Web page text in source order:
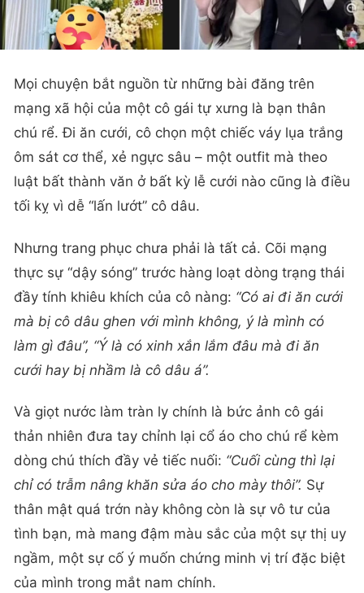
Mọi chuyện bắt nguồn từ những bài đăng trên
mạng xã hội của một cô gái tự xưng là bạn thân
chú rể. Đi ăn cưới, cô chọn một chiếc váy lụa trắng
ôm sát cơ thể, xẻ ngực sâu – một outfit mà theo
luật bất thành văn ở bất kỳ lễ cưới nào cũng là điều
tối kỵ vì dễ “lấn lướt” cô dâu.
Nhưng trang phục chưa phải là tất cả. Cõi mạng
thực sự “dậy sóng” trước hàng loạt dòng trạng thái
đầy tính khiêu khích của cô nàng: “Có ai đi ăn cưới
mà bị cô dâu ghen với mình không, ý là mình có
làm gì đâu”, “Ý là có xinh xắn lắm đâu mà đi ăn
cưới hay bị nhầm là cô dâu á”.
Và giọt nước làm tràn ly chính là bức ảnh cô gái
thản nhiên đưa tay chỉnh lại cổ áo cho chú rể kèm
dòng chú thích đầy vẻ tiếc nuối: “Cuối cùng thì lại
chỉ có trẫm nâng khăn sửa áo cho mày thôi”. Sự
thân mật quá trớn này không còn là sự vô tư của
tình bạn, mà mang đậm màu sắc của một sự thị uy
ngầm, một sự cố ý muốn chứng minh vị trí đặc biệt
của mình trong mắt nam chính.